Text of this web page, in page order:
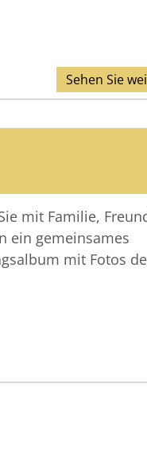
Sehen Sie
mit Familie,
ein gemeinsames
mit Fotos